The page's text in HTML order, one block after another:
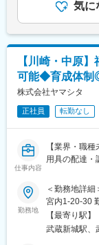
また、男性
すい環境です
■業界動向
今後さらに介
れているため
になってい
福祉用具のレ
方の7割近く
変更の範囲：
般ユーザー
(3)納品後に最
で実施
ケアマネジャ
要望を伺うだ
を発掘し、提
※福祉用具…
■魅力
仕事のやりが
・DX：業務
環境の実現
・ビジネス
し、予防や予
す。月給(月
気に
【川崎・中原
可能◆育成体制
株式会社ヤマシタ
正社員 転勤なし
仕事内容
【業界・職
用具の配達・
■概要
レンタルの福
単に福祉用
ュニケーシ
て、顧客満足
勤務地
＜勤務地詳
宮内1-20-30
策：屋内全
ーク含む）
【最寄り駅】
武蔵新城駅、